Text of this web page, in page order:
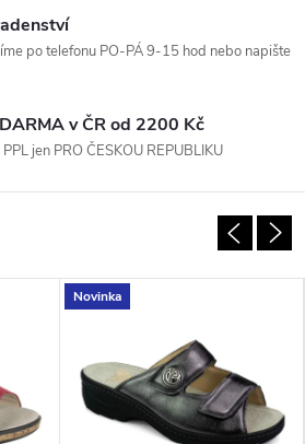
po telefonu PO-PÁ 9-15 hod nebo napište
v ČR od 2200 Kč
jen PRO ČESKOU REPUBLIKU
Novinka